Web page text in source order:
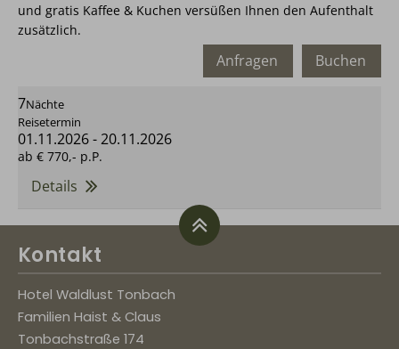
und gratis Kaffee & Kuchen versüßen Ihnen den Aufenthalt
zusätzlich.
Buchen
Anfragen
7Nächte
Reisetermin
01.11.2026-20.11.2026
ab € 770,- p.P.
Details
Kontakt
Hotel Waldlust Tonbach
Familien Haist & Claus
Tonbachstraße 174